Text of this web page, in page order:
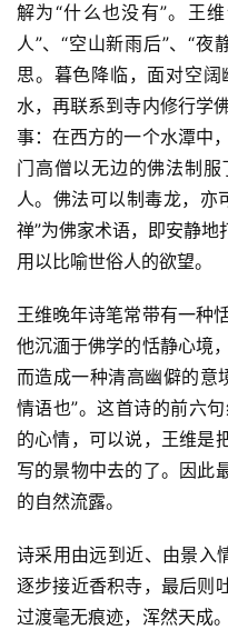
解为“什么也没有”。王
人”、“空山新雨后”、“夜
思。暮色降临，面对空
水，再联系到寺内修行学
事：在西方的一个水潭中
门高僧以无边的佛法制
人。佛法可以制毒龙，亦
禅”为佛家术语，即安静地
用以比喻世俗人的欲望。
王维晚年诗笔常带有一种
他沉湎于佛学的恬静心境
而造成一种清高幽僻的意
情语也”。这首诗的前六
的心情，可以说，王维是
写的景物中去的了。因此
的自然流露。
诗采用由远到近、由景入
逐步接近香积寺，最后则
过渡毫无痕迹，浑然天成